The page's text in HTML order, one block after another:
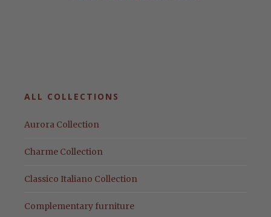
ALL COLLECTIONS
Aurora Collection
Charme Collection
Classico Italiano Collection
Complementary furniture